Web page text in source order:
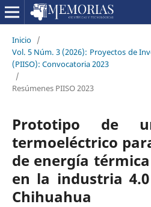
Inicio /
Vol. 5 Núm. 3 (2026): Proyectos de
(PIISO): Convocatoria 2023
/
Resúmenes PIISO 2023
Prototipo de
termoeléctrico
de energía
en la industria
Chihuahua